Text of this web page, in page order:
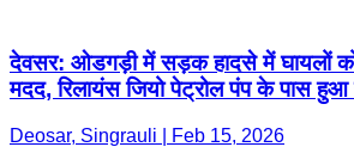
देवसर: ओडगड़ी में सड़क हादसे में घायलों
मदद, रिलायंस जियो पेट्रोल पंप के पास हुआ
Deosar, Singrauli | Feb 15, 2026